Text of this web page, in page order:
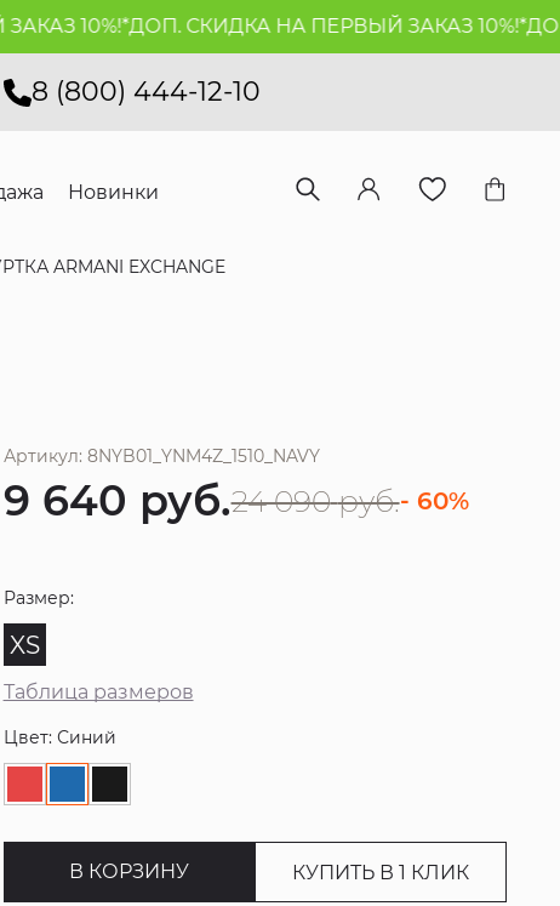
10%!*ДОП. СКИДКА НА ПЕРВЫЙ ЗАКАЗ 10%!*ДОП.
8 (800) 444-12-10
Новинки
ARMANI EXCHANGE
Артикул: 8NYB01_YNM4Z_1510_NAVY
9 640 руб.24 090 руб.- 60%
Размер:
XS
Таблица размеров
Цвет: Синий
В КОРЗИНУ КУПИТЬ В 1 КЛИК